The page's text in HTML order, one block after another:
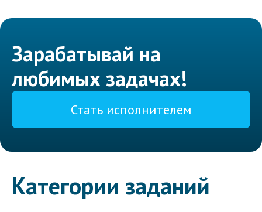
Зарабатывай на
любимых задачах!
Стать исполнителем
Категории заданий